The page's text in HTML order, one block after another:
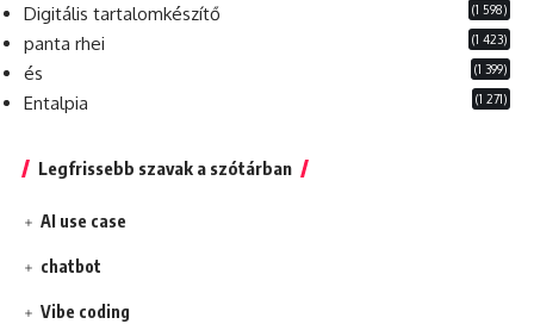
Digitális tartalomkészítő (1 598)
panta rhei (1 423)
és (1 399)
Entalpia (1 271)
Legfrissebb szavak a szótárban
AI use case
chatbot
Vibe coding